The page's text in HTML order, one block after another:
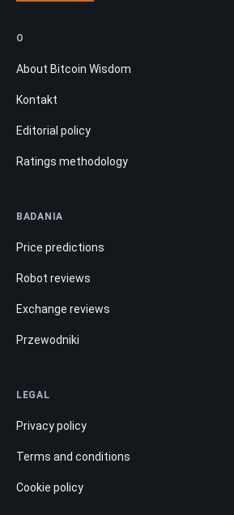
O
About Bitcoin Wisdom
Kontakt
Editorial policy
Ratings methodology
BADANIA
Price predictions
Robot reviews
Exchange reviews
Przewodniki
LEGAL
Privacy policy
Terms and conditions
Cookie policy